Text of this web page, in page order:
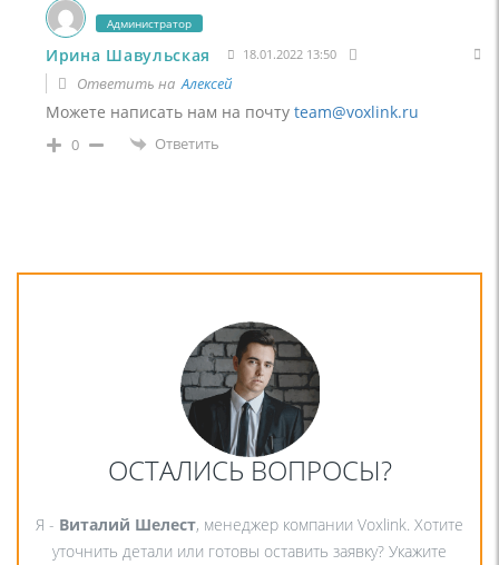
Администратор
Ирина Шавульская 18.01.2022 13:50
Ответить наАлексей
Можете написать нам на почту team@voxlink.ru
0 Ответить
ОСТАЛИСЬ ВОПРОСЫ?
Я - Виталий Шелест, менеджер компании Voxlink. Хотите
уточнить детали или готовы оставить заявку? Укажите